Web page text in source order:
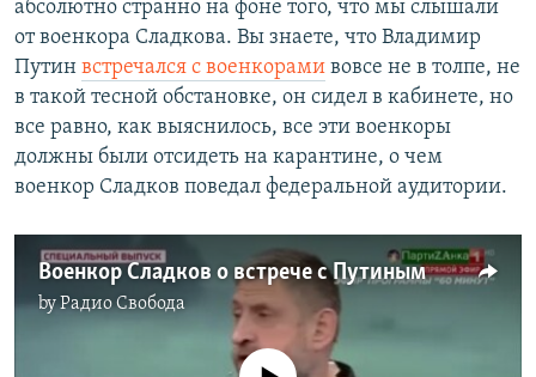
Auto 240p 360p 480p
720p 1080p
480p
1080p
абсолютно странно на фоне того, что мы слышали
от военкора Сладкова. Вы знаете, что Владимир
Путин встречался с военкорами вовсе не в толпе, не
в такой тесной обстановке, он сидел в кабинете, но
все равно, как выяснилось, все эти военкоры
должны были отсидеть на карантине, о чем
военкор Сладков поведал федеральной аудитории.
Военкор Сладков о встрече с Путиным
byРадио Свобода
No media source currently available